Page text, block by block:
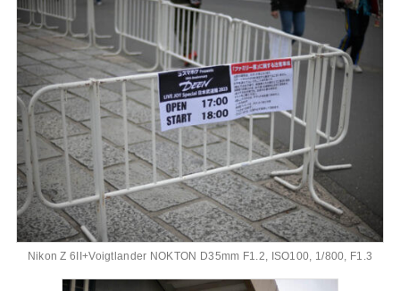
Nikon Z 6II+Voigtlander NOKTON D35mm F1.2, ISO100, 1/800, F1.3